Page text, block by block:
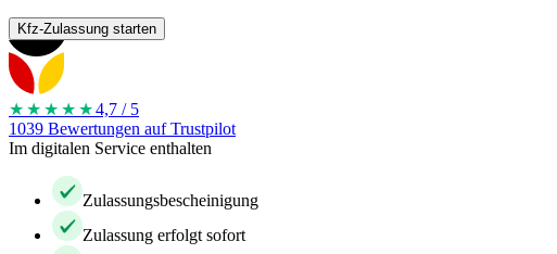
Kfz-Zulassung starten
★★★★ ★4,7 / 5
1039 Bewertungen auf Trustpilot
Im digitalen Service enthalten
Zulassungsbescheinigung
Zulassung erfolgt sofort